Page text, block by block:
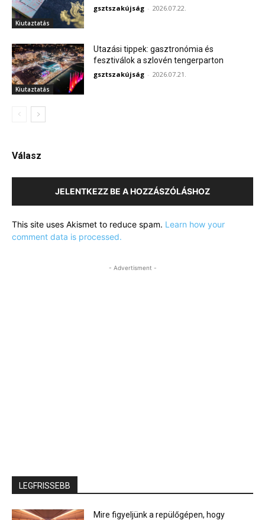
Kiutaztatás
gsztszakújság - 2026.07.22.
Kiutaztatás
Utazási tippek: gasztronómia és
fesztiválok a szlovén tengerparton
gsztszakújság - 2026.07.21.
Válasz
JELENTKEZZ BE A HOZZÁSZÓLÁSHOZ
This site uses Akismet to reduce spam. Learn how your
comment data is processed.
- Advertisment -
LEGFRISSEBB
Mire figyeljünk a repülőgépen, hogy